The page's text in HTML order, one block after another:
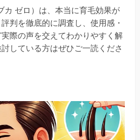
カ ゼロ）は、本当に育毛効果が
判を徹底的に調査し、使用感・
際の声を交えてわかりやすく解
している方はぜひご一読くださ